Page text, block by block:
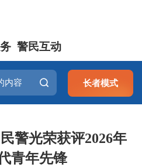
警民互动
长者模式
警光荣获评2026年
青年先锋